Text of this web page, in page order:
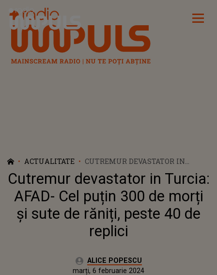
Radio Impuls
ACTUALITATE
CUTREMUR DEVASTATOR IN
TURCIA: AFAD- CEL PUȚIN 300 DE
MORȚI ȘI SUTE DE RĂNIȚI, PESTE
40 DE REPLICI
Cutremur devastator in Turcia:
AFAD- Cel puțin 300 de morți
și sute de răniți, peste 40 de
replici
Autor:ALICE POPESCU
Actualizat:
marți, 6 februarie 2024